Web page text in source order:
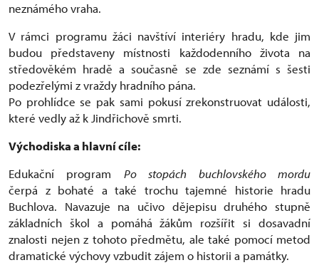
neznámého vraha.
V rámci programu žáci navštíví interiéry hradu, kde jim
budou představeny místnosti každodenního života na
středověkém hradě a současně se zde seznámí s šesti
podezřelými z vraždy hradního pána.
Po prohlídce se pak sami pokusí zrekonstruovat události,
které vedly až k Jindřichově smrti.
Východiska a hlavní cíle:
Edukační program Po stopách buchlovského mordu
čerpá z bohaté a také trochu tajemné historie hradu
Buchlova. Navazuje na učivo dějepisu druhého stupně
základních škol a pomáhá žákům rozšířit si dosavadní
znalosti nejen z tohoto předmětu, ale také pomocí metod
dramatické výchovy vzbudit zájem o historii a památky.